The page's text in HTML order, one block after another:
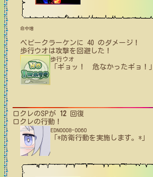
命中増
ベビークラーケン に 40 のダメージ！
歩行ウオは攻撃を回避した！
歩行ウオ
「ギョッ！ 危なかったギョ！」
ロクレのSPが 12 回復
ロクレの行動！
EDN0008-0060
「*防衛行動を実施します。*」